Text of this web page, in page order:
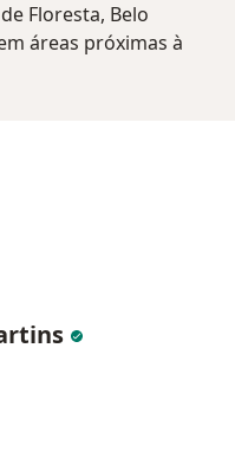
Floresta, Belo
áreas próximas à